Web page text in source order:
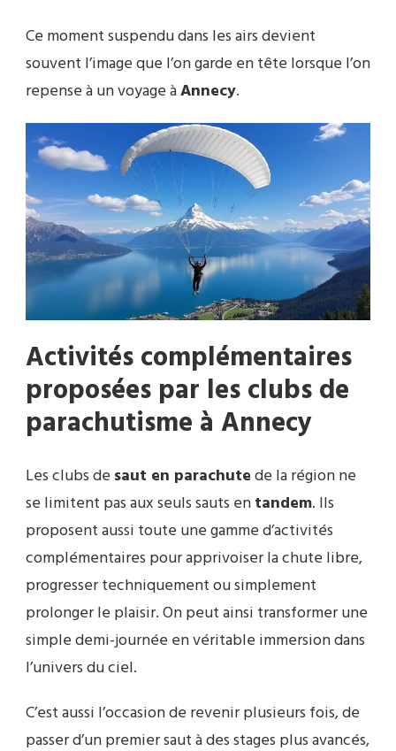
Ce moment suspendu dans les airs devient
souvent l’image que l’on garde en tête lorsque l’on
repense à un voyage àAnnecy.
Activités complémentaires
proposées par les clubs de
parachutisme à Annecy
Les clubs de saut en parachutede la région ne
se limitent pas aux seuls sauts entandem. Ils
proposent aussi toute une gamme d’activités
complémentaires pour apprivoiser la chute libre,
progresser techniquement ou simplement
prolonger le plaisir. On peut ainsi transformer une
simple demi-journée en véritable immersion dans
l’univers du ciel.
C’est aussi l’occasion de revenir plusieurs fois, de
passer d’un premier saut à des stages plus avancés,